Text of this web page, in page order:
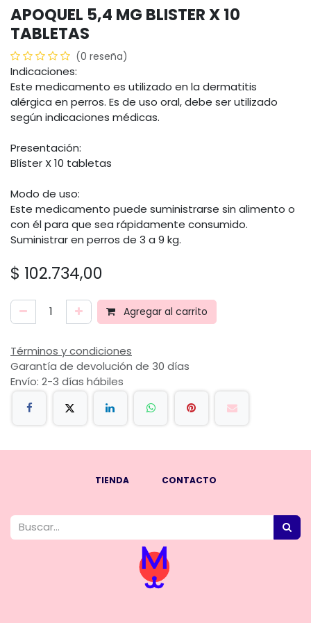
APOQUEL 5,4 MG BLISTER X 10
TABLETAS
(0 reseña)
Indicaciones:
Este medicamento es utilizado en la dermatitis
alérgica en perros. Es de uso oral, debe ser utilizado
según indicaciones médicas.
Presentación:
Blíster X 10 tabletas
Modo de uso:
Este medicamento puede suministrarse sin alimento o
con él para que sea rápidamente consumido.
Suministrar en perros de 3 a 9 kg.
$ 102.734,00
Agregar al carrito
Términos y condiciones
Garantía de devolución de 30 días
Envío: 2-3 días hábiles
TIENDA CONTACTO